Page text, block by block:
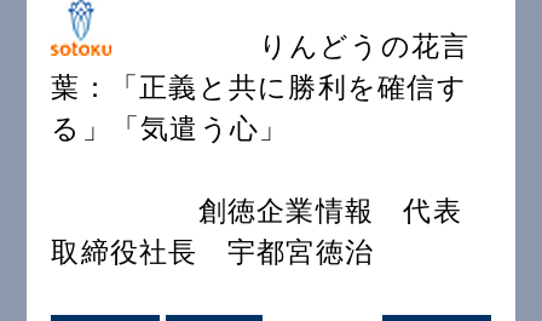
りんどうの花言
葉：「正義と共に勝利を確信す
る」「気遣う心」
創徳企業情報 代表
取締役社長 宇都宮徳治